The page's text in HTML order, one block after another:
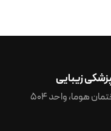
زیبایی